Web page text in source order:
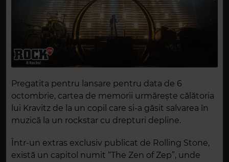
Pregatita pentru lansare pentru data de 6
octombrie, cartea de memorii urmărește călătoria
lui Kravitz de la un copil care si-a găsit salvarea în
muzică la un rockstar cu drepturi depline.
Într-un extras exclusiv publicat de Rolling Stone,
există un capitol numit “The Zen of Zep”, unde